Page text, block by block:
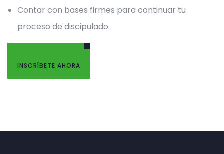
Contar con bases firmes para continuar tu
proceso de discipulado.
INSCRÍBETE AHORA